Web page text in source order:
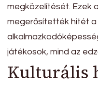
megközelítését. Ezek
megerősítették hitét a
játékosok, mind az
Kulturális